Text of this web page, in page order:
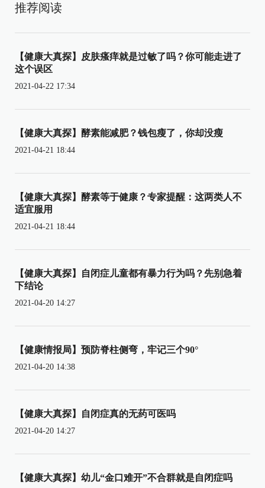
推荐阅读
【健康大真探】皮肤瘙痒就是过敏了吗？你可能走进了
这个误区
2021-04-22 17:34
【健康大真探】酵素能减肥？钱包瘦了，你却没瘦
2021-04-21 18:44
【健康大真探】酵素等于健康？专家提醒：这两类人不
适宜服用
2021-04-21 18:44
【健康大真探】自闭症儿童都有暴力行为吗？先别急着
下结论
2021-04-20 14:27
【健康情报局】预防脊柱侧弯，牢记三个90°
2021-04-20 14:38
【健康大真探】自闭症真的无药可医吗
2021-04-20 14:27
【健康大真探】幼儿“金口难开”不合群就是自闭症吗